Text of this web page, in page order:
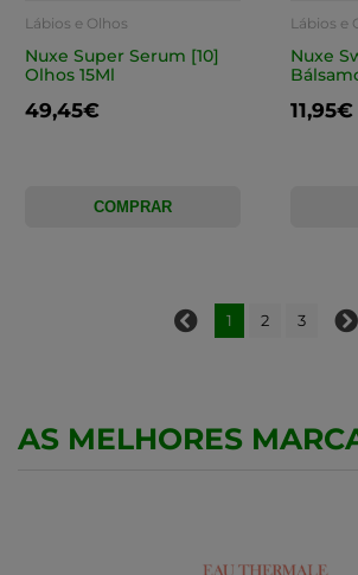
Lábios e Olhos
Nuxe Super Serum [10]
Olhos 15Ml
49,45€
COMPRAR
Lábios e
Nuxe
11,95€
1 2 3
AS MELHORES